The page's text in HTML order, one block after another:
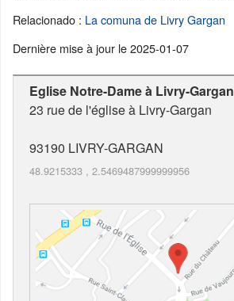
Relacionado : La comuna de Livry Gargan
Dernière mise à jour le2025-01-07
Eglise Notre-Dame à Livry-Gargan
23 rue de l'église à Livry-Gargan
93190 LIVRY-GARGAN
48.9215333 , 2.5469487999999956